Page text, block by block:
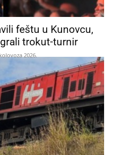
feštu u Kunovcu,
trokut-turnir
2026.